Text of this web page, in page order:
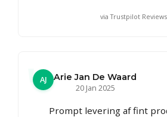
via Trustpilot Reviews
AJ
Arie Jan De Waard
20 Jan 2025
Prompt levering af fint